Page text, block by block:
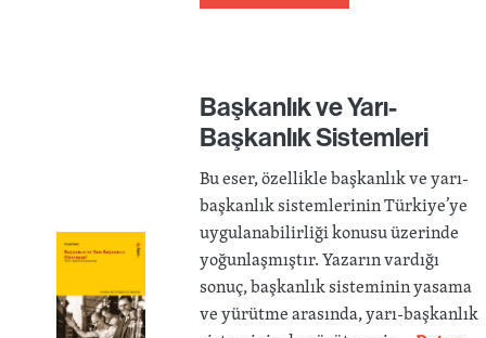
Başkanlık ve Yarı-
Başkanlık Sistemleri
Bu eser, özellikle başkanlık ve yarı-
başkanlık sistemlerinin Türkiye’ye
uygulanabilirliği konusu üzerinde
yoğunlaşmıştır. Yazarın vardığı
sonuç, başkanlık sisteminin yasama
ve yürütme arasında, yarı-başkanlık